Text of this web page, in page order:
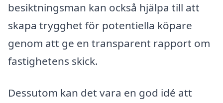
besiktningsman kan också hjälpa till att
skapa trygghet för potentiella köpare
genom att ge en transparent rapport om
fastighetens skick.
Dessutom kan det vara en god idé att